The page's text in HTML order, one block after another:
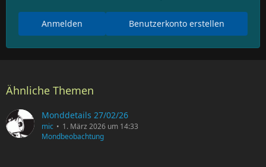
Benutzerkonto erstellen
Anmelden
Ähnliche Themen
Monddetails 27/02/26
mic
1. März 2026 um 14:33
Mondbeobachtung